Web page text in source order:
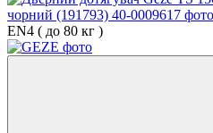
EN4 ( до 80 кг )